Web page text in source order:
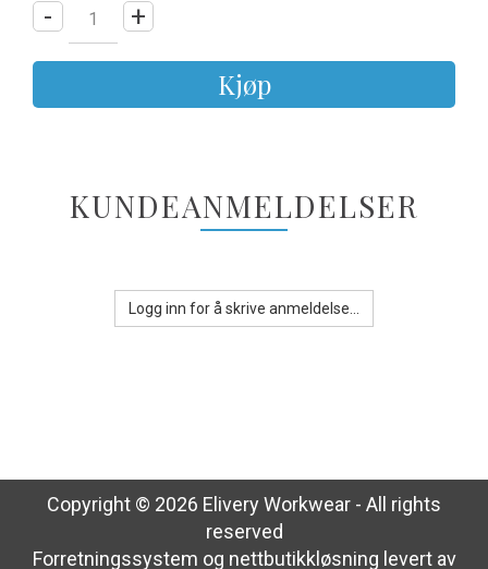
- +
Kjøp
KUNDEANMELDELSER
Logg inn for å skrive anmeldelse...
Copyright © 2026 Elivery Workwear - All rights
reserved
Forretningssystem og nettbutikkløsning levert av